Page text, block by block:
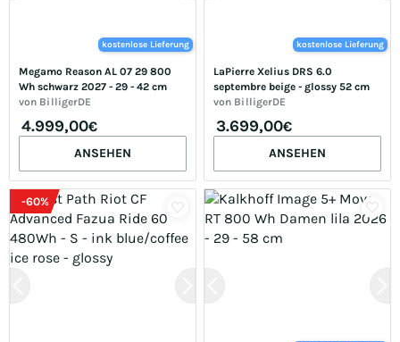
kostenlose Lieferung
Megamo Reason AL 07 29 800
Wh schwarz 2027 - 29 - 42 cm
von BilligerDE
4.999,00€
ANSEHEN
kostenlose Lieferung
LaPierre Xelius DRS 6.0
septembre beige - glossy 52 cm
von BilligerDE
3.699,00€
ANSEHEN
-60%